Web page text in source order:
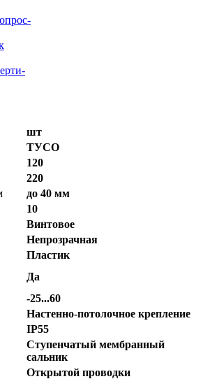
шт
ТУСО
120
220
до 40 мм
10
Винтовое
Непрозрачная
Пластик
Да
-25...60
Настенно-потолочное крепление
IP55
Ступенчатый мембранный
сальник
Открытой проводки